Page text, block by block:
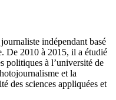
indépendant basé
De 2010 à 2015, il a étudié
politiques à l’université de
et la
des sciences appliquées et